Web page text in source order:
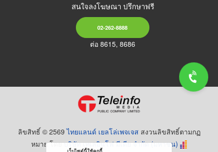
สนใจลงโฆษณา ปรึกษาฟรี
02-262-8888
ต่อ 8615, 8686
ลิขสิทธิ์ © 2569ไทยแลนด์ เยลโล่เพจเจส สงวนลิขสิทธิ์ตามกฏ
หมาย โดยบริษัท เทเลอินโฟ มีเดีย จำกัด (มหาชน)